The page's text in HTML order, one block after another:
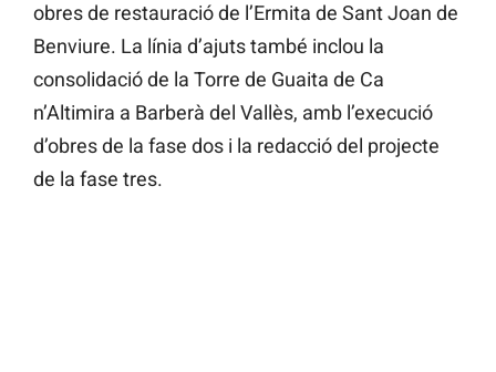
obres de restauració de l’Ermita de Sant Joan de
Benviure. La línia d’ajuts també inclou la
consolidació de la Torre de Guaita de Ca
n’Altimira a Barberà del Vallès, amb l’execució
d’obres de la fase dos i la redacció del projecte
de la fase tres.